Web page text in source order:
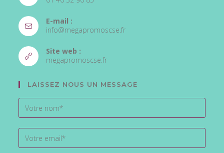
dans
votre
application
E-mail :
info@megapromoscse.frS’ouvre
Site web :
megapromoscse.frS’ouvre
nouvel
onglet
LAISSEZ NOUS UN MESSAGE